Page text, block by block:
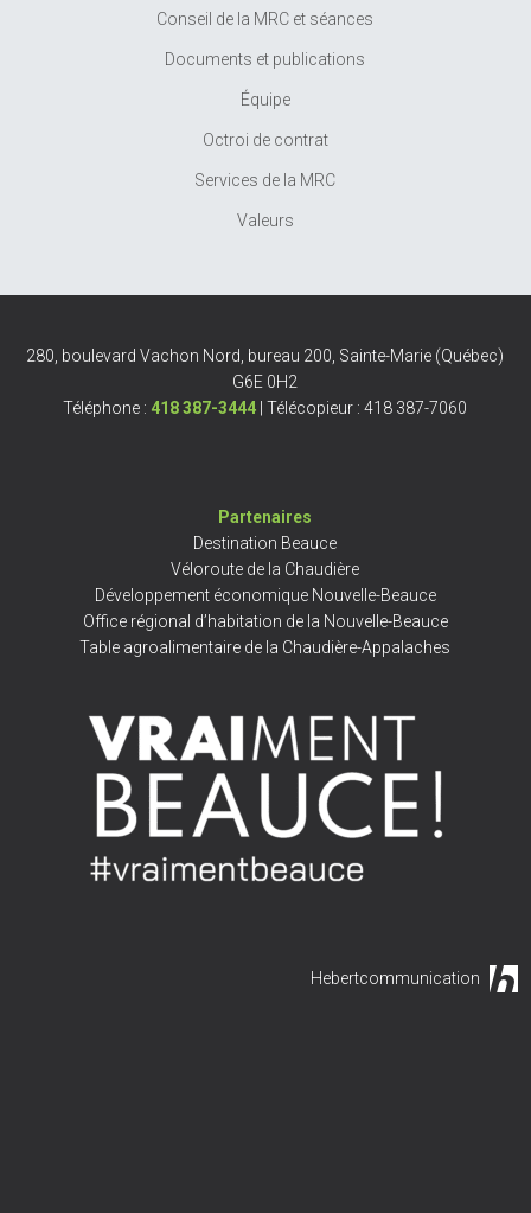
Conseil de la MRC et séances
Documents et publications
Équipe
Octroi de contrat
Services de la MRC
Valeurs
280, boulevard Vachon Nord, bureau 200, Sainte-Marie (Québec)
G6E 0H2
Téléphone : 418 387-3444 | Télécopieur : 418 387-7060
Partenaires
Destination Beauce
Véloroute de la Chaudière
Développement économique Nouvelle-Beauce
Office régional d’habitation de la Nouvelle-Beauce
Table agroalimentaire de la Chaudière-Appalaches
Hebertcommunication